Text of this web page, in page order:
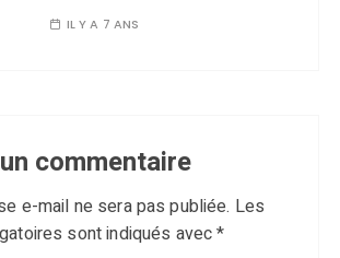
IL Y A 7 ANS
commentaire
e-mail ne sera pas publiée. Les
sont indiqués avec*